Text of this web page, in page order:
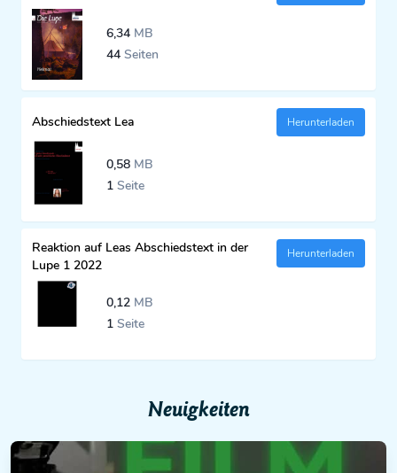
6,34 MB
44 Seiten
Abschiedstext Lea
0,58 MB
1 Seite
Herunterladen
Reaktion auf Leas Abschiedstext in der
Lupe 1 2022
0,12 MB
1 Seite
Herunterladen
Neuigkeiten